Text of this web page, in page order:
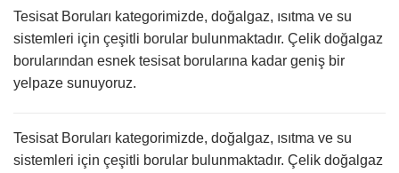
Tesisat Boruları kategorimizde, doğalgaz, ısıtma ve su
sistemleri için çeşitli borular bulunmaktadır. Çelik doğalgaz
borularından esnek tesisat borularına kadar geniş bir
yelpaze sunuyoruz.
Tesisat Boruları kategorimizde, doğalgaz, ısıtma ve su
sistemleri için çeşitli borular bulunmaktadır. Çelik doğalgaz